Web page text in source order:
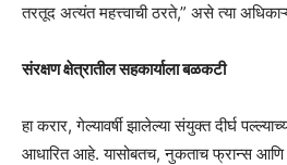
तरतूद अत्यंत महत्त्वाची ठरते,” असे त्या
संरक्षण क्षेत्रातील सहकार्याला बळकटी
हा करार, गेल्यावर्षी झालेल्या संयुक्त दीर्घ
आधारित आहे. यासोबतच, नुकताच फ्रान्स आणि